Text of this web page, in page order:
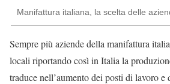
Manifattura italiana, la scelta delle
Sempre più aziende della manifattura
locali riportando così in Italia la
traduce nell’aumento dei posti di lavoro